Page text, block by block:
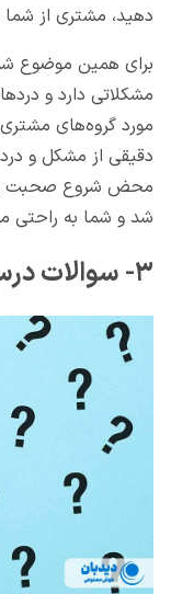
دهید، مشتری از شما
برای همین موضوع
مشکلاتی دارد و
مورد گروه‌های
دقیقی از مشکل و درد
محض شروع صحبت و
شد و شما به راحتی
۳- سوالات درست و موثر بپرسید.